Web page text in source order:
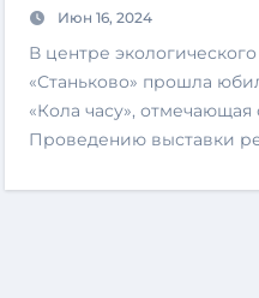
Июн 16, 2024
В центре экологического туризма
«Станьково» прошла
«Кола часу», отмечающая
Проведению выставки